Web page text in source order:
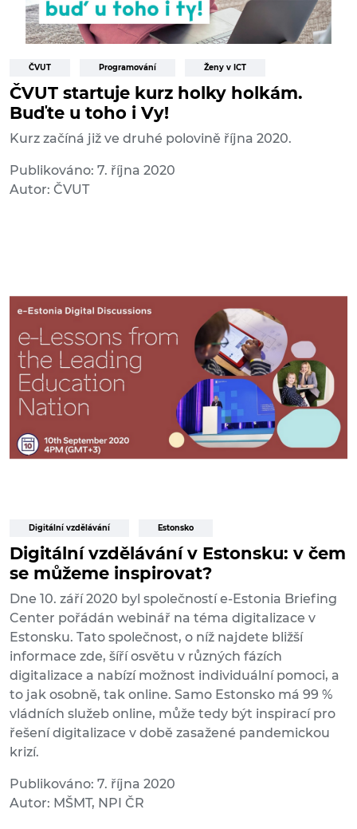
ČVUT Programování Ženy v ICT
ČVUT startuje kurz holky holkám.
Buďte u toho i Vy!
Kurz začíná již ve druhé polovině října 2020.
Publikováno: 7. října 2020
Autor: ČVUT
Digitální vzdělávání Estonsko
Digitální vzdělávání v Estonsku: v čem
se můžeme inspirovat?
Dne 10. září 2020 byl společností e-Estonia Briefing
Center pořádán webinář na téma digitalizace v
Estonsku. Tato společnost, o níž najdete bližší
informace zde, šíří osvětu v různých fázích
digitalizace a nabízí možnost individuální pomoci, a
to jak osobně, tak online. Samo Estonsko má 99 %
vládních služeb online, může tedy být inspirací pro
řešení digitalizace v době zasažené pandemickou
krizí.
Publikováno: 7. října 2020
Autor: MŠMT, NPI ČR